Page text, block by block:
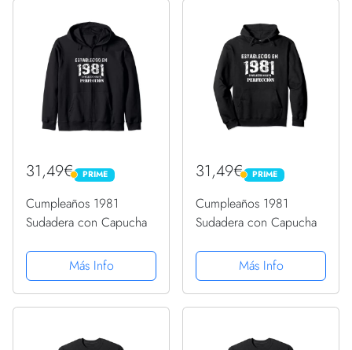
31,49€ PRIME
PRIME
Cumpleaños 1981
Sudadera con Capucha
Más Info
31,49€ PRIME
PRIME
Cumpleaños 1981
Sudadera con Capucha
Más Info